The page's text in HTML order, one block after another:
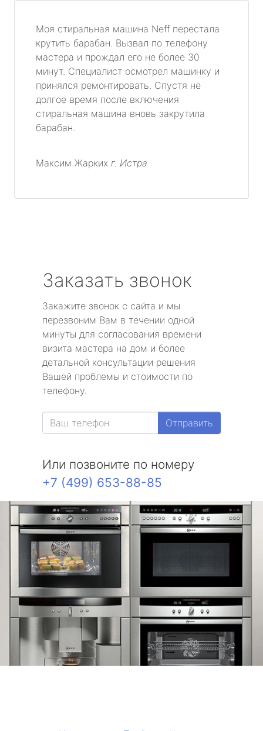
Моя стиральная машина Neff перестала
крутить барабан. Вызвал по телефону
мастера и прождал его не более 30
минут. Специалист осмотрел машинку и
принялся ремонтировать. Спустя не
долгое время после включения
стиральная машина вновь закрутила
барабан.
Максим Жарких г. Истра
Заказать звонок
Закажите звонок с сайта и мы
перезвоним Вам в течении одной
минуты для согласования времени
визита мастера на дом и более
детальной консультации решения
Вашей проблемы и стоимости по
телефону.
Отправить
Или позвоните по номеру
+7 (499) 653-88-85